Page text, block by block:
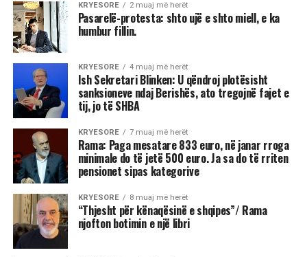
KRYESORE 2 muaj më herët
Pasarelë-protesta: shto ujë e shto miell, e ka
humbur fillin.
KRYESORE 4 muaj më herët
Ish Sekretari Blinken: U qëndroj plotësisht
sanksioneve ndaj Berishës, ato tregojnë fajet e
tij, jo të SHBA
KRYESORE 7 muaj më herët
Rama: Paga mesatare 833 euro, në janar rroga
minimale do të jetë 500 euro. Ja sa do të rriten
pensionet sipas kategorive
KRYESORE 8 muaj më herët
“Thjesht për kënaqësinë e shqipes”/ Rama
njofton botimin e një libri